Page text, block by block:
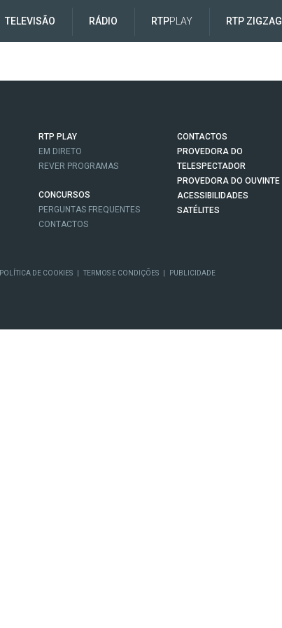
TELEVISÃO RÁDIO RTPPLAY RTP ZIGZAG
RTP PLAY
EM DIRETO
REVER PROGRAMAS
CONCURSOS
PERGUNTAS FREQUENTES
CONTACTOS
CONTACTOS
PROVEDORA DO
TELESPECTADOR
PROVEDORA DO OUVINTE
ACESSIBILIDADES
SATÉLITES
POLÍTICA DE COOKIES TERMOS E CONDIÇÕES PUBLICIDADE